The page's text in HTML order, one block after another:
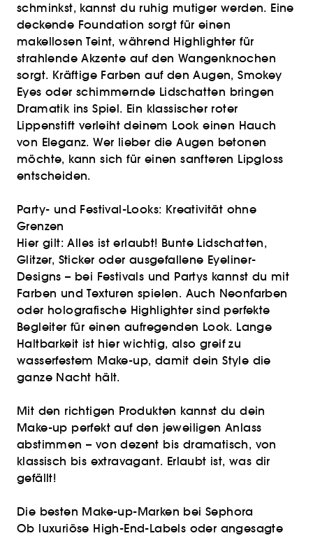
schminkst, kannst du ruhig mutiger werden. Eine
deckende Foundation sorgt für einen
makellosen Teint, während Highlighter für
strahlende Akzente auf den Wangenknochen
sorgt. Kräftige Farben auf den Augen, Smokey
Eyes oder schimmernde Lidschatten bringen
Dramatik ins Spiel. Ein klassischer roter
Lippenstift verleiht deinem Look einen Hauch
von Eleganz. Wer lieber die Augen betonen
möchte, kann sich für einen sanfteren Lipgloss
entscheiden.
Party- und Festival-Looks: Kreativität ohne
Grenzen
Hier gilt: Alles ist erlaubt! Bunte Lidschatten,
Glitzer, Sticker oder ausgefallene Eyeliner-
Designs – bei Festivals und Partys kannst du mit
Farben und Texturen spielen. Auch Neonfarben
oder holografische Highlighter sind perfekte
Begleiter für einen aufregenden Look. Lange
Haltbarkeit ist hier wichtig, also greif zu
wasserfestem Make-up, damit dein Style die
ganze Nacht hält.
Mit den richtigen Produkten kannst du dein
Make-up perfekt auf den jeweiligen Anlass
abstimmen – von dezent bis dramatisch, von
klassisch bis extravagant. Erlaubt ist, was dir
gefällt!
Die besten Make-up-Marken bei Sephora
Ob luxuriöse High-End-Labels oder angesagte